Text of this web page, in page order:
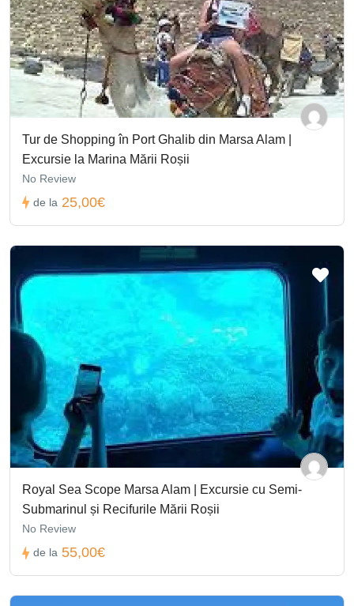
Tur de Shopping în Port Ghalib din Marsa Alam |
Excursie la Marina Mării Roșii
No Review
de la 25,00€
Royal Sea Scope Marsa Alam | Excursie cu Semi-
Submarinul și Recifurile Mării Roșii
No Review
de la 55,00€